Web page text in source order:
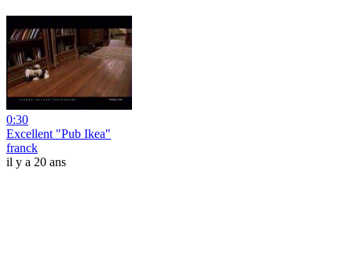
0:30
Excellent "Pub Ikea"
franck
il y a 20 ans